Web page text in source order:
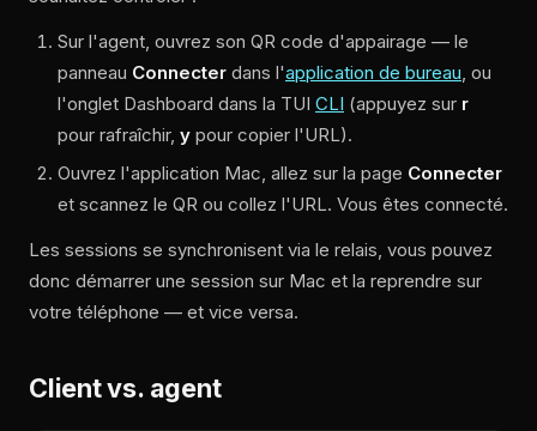
Sur l'agent, ouvrez son QR code d'appairage — le
panneau Connecter dans l'application de bureau, ou
l'onglet Dashboard dans la TUI CLI (appuyez sur r
pour rafraîchir, y pour copier l'URL).
Ouvrez l'application Mac, allez sur la page Connecter
et scannez le QR ou collez l'URL. Vous êtes connecté.
Les sessions se synchronisent via le relais, vous pouvez
donc démarrer une session sur Mac et la reprendre sur
votre téléphone — et vice versa.
Client vs. agent